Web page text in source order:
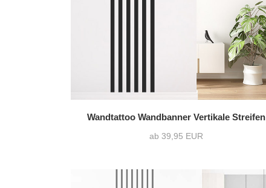
Wandtattoo Wandbanner Vertikale Streifen
ab 39,95 EUR